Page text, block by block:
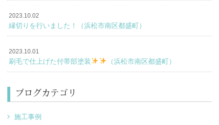
2023.10.02
縁切りを行いました！（浜松市南区都盛町）
2023.10.01
刷毛で仕上げた付帯部塗装 （浜松市南区都盛町）
ブログカテゴリ
施工事例